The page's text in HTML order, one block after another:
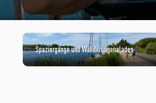
Spaziergänge und Wanderungenalades